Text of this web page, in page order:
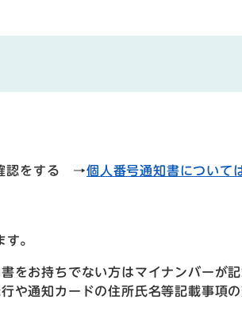
確認をする →個人番号通知書について
。
をお持ちでない方はマイナンバーが
や通知カードの住所氏名等記載事項